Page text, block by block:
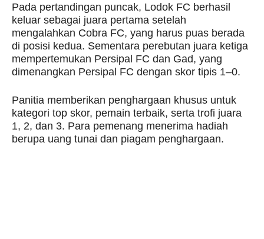
Pada pertandingan puncak, Lodok FC berhasil
keluar sebagai juara pertama setelah
mengalahkan Cobra FC, yang harus puas berada
di posisi kedua. Sementara perebutan juara ketiga
mempertemukan Persipal FC dan Gad, yang
dimenangkan Persipal FC dengan skor tipis 1–0.
Panitia memberikan penghargaan khusus untuk
kategori top skor, pemain terbaik, serta trofi juara
1, 2, dan 3. Para pemenang menerima hadiah
berupa uang tunai dan piagam penghargaan.